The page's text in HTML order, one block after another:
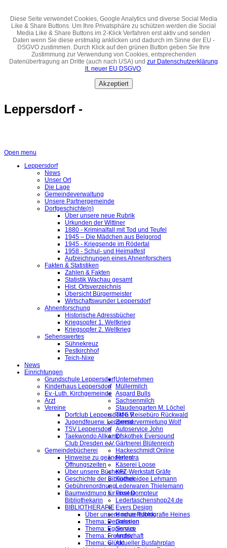
Diese Seite verwendet Cookies, Google Analytics und diverse Social Media
Like & Share Buttons. Um Ihre Privatsphäre zu schützen werden die Social
Media Like & Share Buttons im 2-Klick Verfahren erst aktiv und senden
Daten wenn Sie diese erstmalig anklicken und dadurch im Sinne der EU -
DSGVO zustimmen. Durch Klick auf den grünen Button geben Sie Ihre
Zustimmung zur Verwendung von Cookies, entsprechenden
Datenübertragung an Dritte (auch nach USA) und zur Datenschutzerklärung
lt. neuer EU DSGVO.
Akzeptiert
Leppersdorf -
Open menu
Leppersdorf
News
Unser Ort
Die Lage
Gemeindeverwaltung
Unsere Partnergemeinde
Dorfgeschichte(n)
Über unsere neue Rubrik
Urkunden der Wittiner
1880 - Kriminalfall mit Tod und Teufel
1945 – Die Mädchen aus Belgorod
1945 - Kriegsende im Rödertal
1958 - Schul- und Heimatfest
Aufzeichnungen eines Ahnenforschers
Fakten & Statistiken
Zahlen & Fakten
Statistik Wachau gesamt
Hist. Ortsverzeichnis
Übersicht Bürgermeister
Wirtschaftswunder Leppersdorf
Ahnenforschung
Historische Adressbücher
Kriegsopfer 1. Weltkrieg
Kriegsopfer 2. Weltkrieg
Sehenswertes
Sühnekreuz
Pestkirchhof
Teich-Nixe
News
Einrichtungen
Grundschule Leppersdorf
Kinderhaus Leppersdorf
Ev.-Luth. Kirchgemeinde
Arzt
Vereine
Dorfclub Leppersdorf e.V.
Jugendfeuerw. Leppersd.
TSV Leppersdorf
Taekwondo Allkampf
Club Dresden e.V.
Gemeindebücherei
Hinweise zu geänderten
Öffnungszeiten
Über unsere Bücherei
Geschichte der Bibliothek
Gebührenordnung
Baumwidmung für unsere
Bibliothekarin
BIBLIOTHERAPIE
Über unsere neue Rubrik
Thema: Depression
Thema: Egoismus
Thema: Freundschaft
Thema: Glück
Unternehmen
Müllermilch
Asgard Bulls
Sachsenmilch
Staudengarten M. Löchel
TMG Reisebüro Rückwald
Zimmervermietung Wolf
Autoservice John
Diskothek Eversound
Gärtnerei Blütenreich
Hackeschmidt Online
Helestra
Käserei Loose
KFZ-Werkstatt Gräfe
Küchenidee Lehmann
Lederwaren Thielemann
Pixel Dompteur
Ledertaschenshop24.de
Evers Design
Hochzeitsfotografie Heines
Galerien
Service
Archiv
Aktueller Busfahrplan